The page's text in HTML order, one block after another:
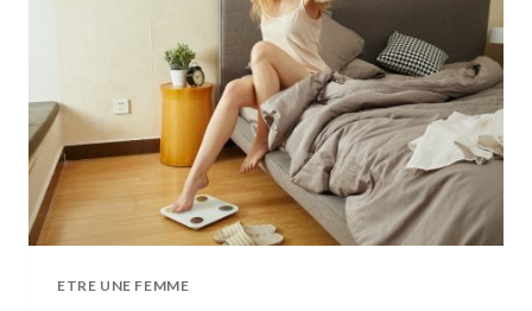
ETRE UNE FEMME